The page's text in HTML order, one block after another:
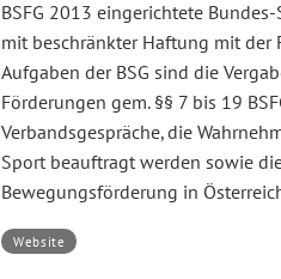
BSFG 2013 eingerichtete
mit beschränkter Haftung mit der
Aufgaben der BSG sind die
Förderungen gem. §§ 7 bis 19
Verbandsgespräche, die
Sport beauftragt werden sowie
Bewegungsförderung in
Website
Bundes-